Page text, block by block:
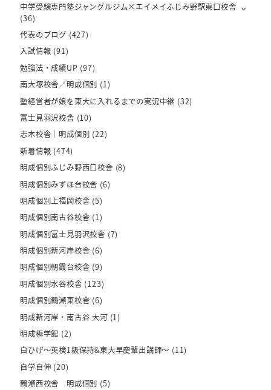
中学受験専門塾ジャングルジム×エイメイふじみ野駅東口校舎
(36)
代表のブログ (427)
入試情報 (91)
勉強法・成績UP (97)
南大塚校舎／明成個別 (1)
塾経営者が娘を東大に入れるまでの実況中継 (32)
富士見羽沢校舎 (10)
志木校舎｜明成個別 (22)
新着情報 (474)
明成個別ふじみ野西口校舎 (8)
明成個別みずほ台校舎 (6)
明成個別上福岡校舎 (5)
明成個別南古谷校舎 (1)
明成個別富士見羽沢校舎 (7)
明成個別新河岸校舎 (6)
明成個別朝霞台校舎 (9)
明成個別水谷校舎 (123)
明成個別鶴瀬東校舎 (6)
明成新河岸・南古谷 大河 (1)
明成極学館 (2)
白ひげ～英検1級保持&東大早慶輩出講師～ (11)
自学自伸 (20)
鶴瀬西校舎 明成個別 (5)